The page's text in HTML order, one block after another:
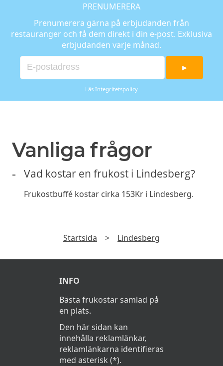
PRENUMERERA
Prenumerera gärna på erbjudanden från
restauranger och få dem direkt i din e-post. Exklusiva
erbjudanden varje månad.
►
Läs Integritetspolicy
Vanliga frågor
Vad kostar en frukost i Lindesberg?
Frukostbuffé kostar cirka 153Kr i Lindesberg.
Startsida > Lindesberg
INFO
Bästa frukostar samlad på
en plats.
Den här sidan kan
innehålla reklamlänkar,
reklamlänkarna identifieras
med asterisk (*).